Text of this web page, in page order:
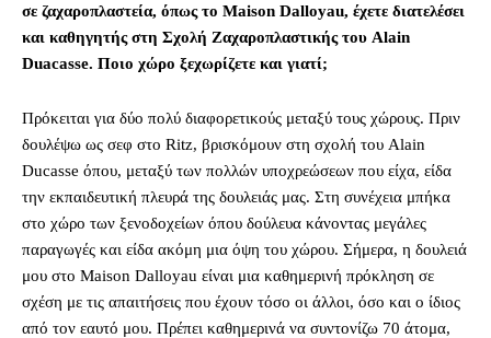
σε ζαχαροπλαστεία, όπως το Maison Dalloyau, έχετε διατελέσει
και καθηγητής στη Σχολή Ζαχαροπλαστικής του Alain
Duacasse. Ποιο χώρο ξεχωρίζετε και γιατί;
Πρόκειται για δύο πολύ διαφορετικούς μεταξύ τους χώρους. Πριν
δουλέψω ως σεφ στο Ritz, βρισκόμουν στη σχολή του Alain
Ducasse όπου, μεταξύ των πολλών υποχρεώσεων που είχα, είδα
την εκπαιδευτική πλευρά της δουλειάς μας. Στη συνέχεια μπήκα
στο χώρο των ξενοδοχείων όπου δούλευα κάνοντας μεγάλες
παραγωγές και είδα ακόμη μια όψη του χώρου. Σήμερα, η δουλειά
μου στο Maison Dalloyau είναι μια καθημερινή πρόκληση σε
σχέση με τις απαιτήσεις που έχουν τόσο οι άλλοι, όσο και ο ίδιος
από τον εαυτό μου. Πρέπει καθημερινά να συντονίζω 70 άτομα,